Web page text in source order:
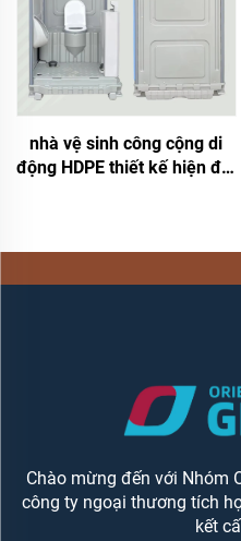
nhà vệ sinh công cộng di
động HDPE thiết kế hiện đại
Chào mừng đến với Nhóm
công ty ngoại thương tích
kết